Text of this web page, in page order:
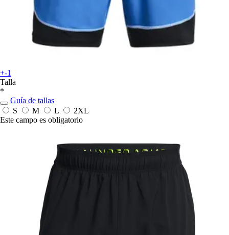
+-1
Talla
*
Guía de tallas
S
M L
2XL
Este campo es obligatorio